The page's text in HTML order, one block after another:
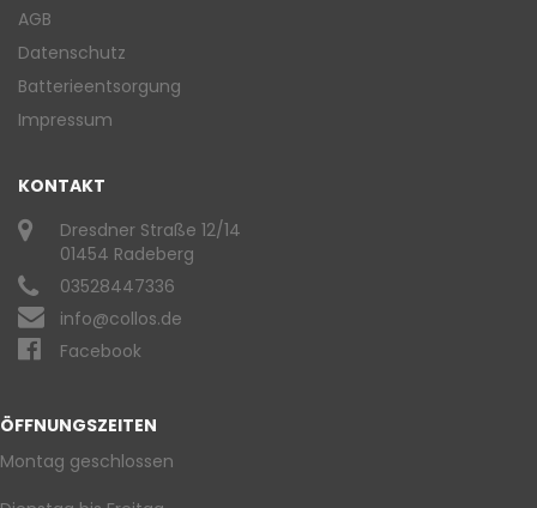
AGB
Datenschutz
Batterieentsorgung
Impressum
KONTAKT
Dresdner Straße 12/14
01454 Radeberg
03528447336
info@collos.de
Facebook
ÖFFNUNGSZEITEN
Montag geschlossen